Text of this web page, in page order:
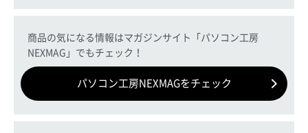
商品の気になる情報はマガジンサイト「パソコン工房
NEXMAG」でもチェック！
パソコン工房NEXMAGをチェック